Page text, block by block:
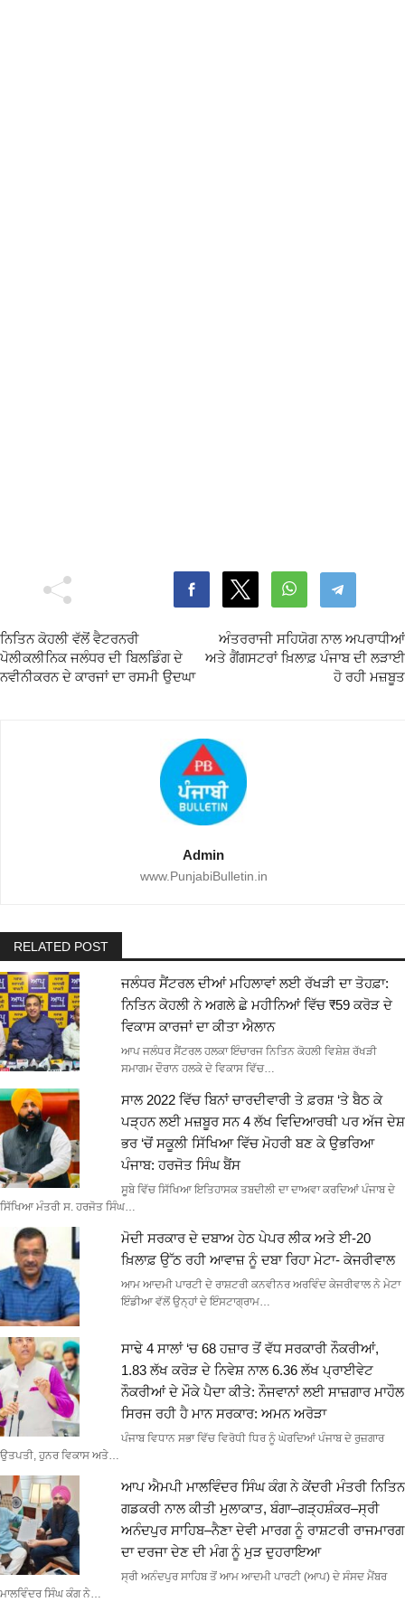
ਨਿਤਿਨ ਕੋਹਲੀ ਵੱਲੋਂ ਵੈਟਰਨਰੀ
ਪੋਲੀਕਲੀਨਿਕ ਜਲੰਧਰ ਦੀ ਬਿਲਡਿੰਗ ਦੇ
ਨਵੀਨੀਕਰਨ ਦੇ ਕਾਰਜਾਂ ਦਾ ਰਸਮੀ ਉਦਘਾ
ਅੰਤਰਰਾਜੀ ਸਹਿਯੋਗ ਨਾਲ ਅਪਰਾਧੀਆਂ
ਅਤੇ ਗੈਂਗਸਟਰਾਂ ਖ਼ਿਲਾਫ਼ ਪੰਜਾਬ ਦੀ ਲੜਾਈ
ਹੋ ਰਹੀ ਮਜ਼ਬੂਤ
Admin
www.PunjabiBulletin.in
RELATED POST
ਜਲੰਧਰ ਸੈਂਟਰਲ ਦੀਆਂ ਮਹਿਲਾਵਾਂ ਲਈ ਰੱਖੜੀ ਦਾ ਤੋਹਫ਼ਾ:
ਨਿਤਿਨ ਕੋਹਲੀ ਨੇ ਅਗਲੇ ਛੇ ਮਹੀਨਿਆਂ ਵਿੱਚ ₹59 ਕਰੋੜ ਦੇ
ਵਿਕਾਸ ਕਾਰਜਾਂ ਦਾ ਕੀਤਾ ਐਲਾਨ
ਆਪ ਜਲੰਧਰ ਸੈਂਟਰਲ ਹਲਕਾ ਇੰਚਾਰਜ ਨਿਤਿਨ ਕੋਹਲੀ ਵਿਸ਼ੇਸ਼ ਰੱਖੜੀ
ਸਮਾਗਮ ਦੌਰਾਨ ਹਲਕੇ ਦੇ ਵਿਕਾਸ ਵਿੱਚ…
ਸਾਲ 2022 ਵਿੱਚ ਬਿਨਾਂ ਚਾਰਦੀਵਾਰੀ ਤੇ ਫ਼ਰਸ਼ ‘ਤੇ ਬੈਠ ਕੇ
ਪੜ੍ਹਨ ਲਈ ਮਜ਼ਬੂਰ ਸਨ 4 ਲੱਖ ਵਿਦਿਆਰਥੀ ਪਰ ਅੱਜ ਦੇਸ਼
ਭਰ ‘ਚੋਂ ਸਕੂਲੀ ਸਿੱਖਿਆ ਵਿੱਚ ਮੋਹਰੀ ਬਣ ਕੇ ਉਭਰਿਆ
ਪੰਜਾਬ: ਹਰਜੋਤ ਸਿੰਘ ਬੈਂਸ
ਸੂਬੇ ਵਿੱਚ ਸਿੱਖਿਆ ਇਤਿਹਾਸਕ ਤਬਦੀਲੀ ਦਾ ਦਾਅਵਾ ਕਰਦਿਆਂ ਪੰਜਾਬ ਦੇ
ਸਿੱਖਿਆ ਮੰਤਰੀ ਸ. ਹਰਜੋਤ ਸਿੰਘ…
ਮੋਦੀ ਸਰਕਾਰ ਦੇ ਦਬਾਅ ਹੇਠ ਪੇਪਰ ਲੀਕ ਅਤੇ ਈ-20
ਖ਼ਿਲਾਫ਼ ਉੱਠ ਰਹੀ ਆਵਾਜ਼ ਨੂੰ ਦਬਾ ਰਿਹਾ ਮੇਟਾ- ਕੇਜਰੀਵਾਲ
ਆਮ ਆਦਮੀ ਪਾਰਟੀ ਦੇ ਰਾਸ਼ਟਰੀ ਕਨਵੀਨਰ ਅਰਵਿੰਦ ਕੇਜਰੀਵਾਲ ਨੇ ਮੇਟਾ
ਇੰਡੀਆ ਵੱਲੋਂ ਉਨ੍ਹਾਂ ਦੇ ਇੰਸਟਾਗ੍ਰਾਮ…
ਸਾਢੇ 4 ਸਾਲਾਂ ‘ਚ 68 ਹਜ਼ਾਰ ਤੋਂ ਵੱਧ ਸਰਕਾਰੀ ਨੌਕਰੀਆਂ,
1.83 ਲੱਖ ਕਰੋੜ ਦੇ ਨਿਵੇਸ਼ ਨਾਲ 6.36 ਲੱਖ ਪ੍ਰਾਈਵੇਟ
ਨੌਕਰੀਆਂ ਦੇ ਮੌਕੇ ਪੈਦਾ ਕੀਤੇ: ਨੌਜਵਾਨਾਂ ਲਈ ਸਾਜ਼ਗਾਰ ਮਾਹੌਲ
ਸਿਰਜ ਰਹੀ ਹੈ ਮਾਨ ਸਰਕਾਰ: ਅਮਨ ਅਰੋੜਾ
ਪੰਜਾਬ ਵਿਧਾਨ ਸਭਾ ਵਿੱਚ ਵਿਰੋਧੀ ਧਿਰ ਨੂੰ ਘੇਰਦਿਆਂ ਪੰਜਾਬ ਦੇ ਰੁਜ਼ਗਾਰ
ਉਤਪਤੀ, ਹੁਨਰ ਵਿਕਾਸ ਅਤੇ…
ਆਪ ਐਮਪੀ ਮਾਲਵਿੰਦਰ ਸਿੰਘ ਕੰਗ ਨੇ ਕੇਂਦਰੀ ਮੰਤਰੀ ਨਿਤਿਨ
ਗਡਕਰੀ ਨਾਲ ਕੀਤੀ ਮੁਲਾਕਾਤ, ਬੰਗਾ–ਗੜ੍ਹਸ਼ੰਕਰ–ਸ੍ਰੀ
ਅਨੰਦਪੁਰ ਸਾਹਿਬ–ਨੈਣਾ ਦੇਵੀ ਮਾਰਗ ਨੂੰ ਰਾਸ਼ਟਰੀ ਰਾਜਮਾਰਗ
ਦਾ ਦਰਜਾ ਦੇਣ ਦੀ ਮੰਗ ਨੂੰ ਮੁੜ ਦੁਹਰਾਇਆ
ਸ੍ਰੀ ਅਨੰਦਪੁਰ ਸਾਹਿਬ ਤੋਂ ਆਮ ਆਦਮੀ ਪਾਰਟੀ (ਆਪ) ਦੇ ਸੰਸਦ ਮੈਂਬਰ
ਮਾਲਵਿੰਦਰ ਸਿੰਘ ਕੰਗ ਨੇ…